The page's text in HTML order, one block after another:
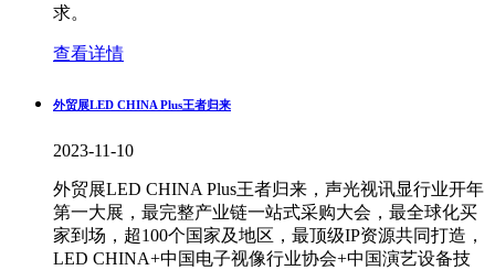
求。
查看详情
外贸展LED CHINA Plus王者归来
2023-11-10
外贸展LED CHINA Plus王者归来，声光视讯显行业开年
第一大展，最完整产业链一站式采购大会，最全球化买
家到场，超100个国家及地区，最顶级IP资源共同打造，
LED CHINA+中国电子视像行业协会+中国演艺设备技